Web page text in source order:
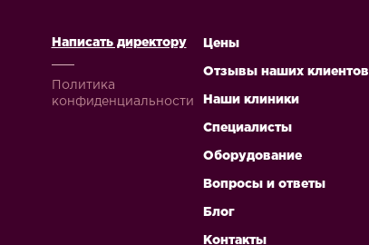
Написать директору
Политика
конфиденциальности
Цены
Отзывы наших клиентов
Наши клиники
Специалисты
Оборудование
Вопросы и ответы
Блог
Контакты